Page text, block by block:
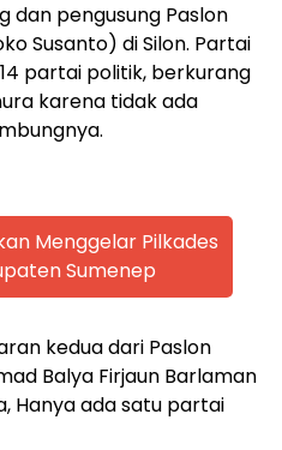
dan pengusung Paslon
Susanto) di Silon. Partai
partai politik, berkurang
karena tidak ada
Menggelar Pilkades
Sumenep
kedua dari Paslon
Balya Firjaun Barlaman
Hanya ada satu partai